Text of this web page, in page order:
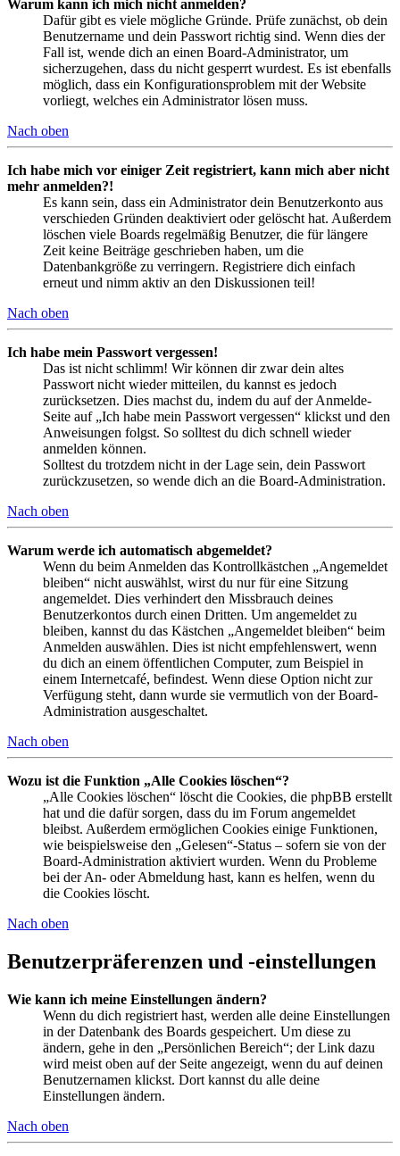
Warum kann ich mich nicht anmelden?
Dafür gibt es viele mögliche Gründe. Prüfe zunächst, ob dein
Benutzername und dein Passwort richtig sind. Wenn dies der
Fall ist, wende dich an einen Board-Administrator, um
sicherzugehen, dass du nicht gesperrt wurdest. Es ist ebenfalls
möglich, dass ein Konfigurationsproblem mit der Website
vorliegt, welches ein Administrator lösen muss.
Nach oben
Ich habe mich vor einiger Zeit registriert, kann mich aber nicht
mehr anmelden?!
Es kann sein, dass ein Administrator dein Benutzerkonto aus
verschieden Gründen deaktiviert oder gelöscht hat. Außerdem
löschen viele Boards regelmäßig Benutzer, die für längere
Zeit keine Beiträge geschrieben haben, um die
Datenbankgröße zu verringern. Registriere dich einfach
erneut und nimm aktiv an den Diskussionen teil!
Nach oben
Ich habe mein Passwort vergessen!
Das ist nicht schlimm! Wir können dir zwar dein altes
Passwort nicht wieder mitteilen, du kannst es jedoch
zurücksetzen. Dies machst du, indem du auf der Anmelde-
Seite auf „Ich habe mein Passwort vergessen“ klickst und den
Anweisungen folgst. So solltest du dich schnell wieder
anmelden können.
Solltest du trotzdem nicht in der Lage sein, dein Passwort
zurückzusetzen, so wende dich an die Board-Administration.
Nach oben
Warum werde ich automatisch abgemeldet?
Wenn du beim Anmelden das Kontrollkästchen „Angemeldet
bleiben“ nicht auswählst, wirst du nur für eine Sitzung
angemeldet. Dies verhindert den Missbrauch deines
Benutzerkontos durch einen Dritten. Um angemeldet zu
bleiben, kannst du das Kästchen „Angemeldet bleiben“ beim
Anmelden auswählen. Dies ist nicht empfehlenswert, wenn
du dich an einem öffentlichen Computer, zum Beispiel in
einem Internetcafé, befindest. Wenn diese Option nicht zur
Verfügung steht, dann wurde sie vermutlich von der Board-
Administration ausgeschaltet.
Nach oben
Wozu ist die Funktion „Alle Cookies löschen“?
„Alle Cookies löschen“ löscht die Cookies, die phpBB erstellt
hat und die dafür sorgen, dass du im Forum angemeldet
bleibst. Außerdem ermöglichen Cookies einige Funktionen,
wie beispielsweise den „Gelesen“-Status – sofern sie von der
Board-Administration aktiviert wurden. Wenn du Probleme
bei der An- oder Abmeldung hast, kann es helfen, wenn du
die Cookies löscht.
Nach oben
Benutzerpräferenzen und -einstellungen
Wie kann ich meine Einstellungen ändern?
Wenn du dich registriert hast, werden alle deine Einstellungen
in der Datenbank des Boards gespeichert. Um diese zu
ändern, gehe in den „Persönlichen Bereich“; der Link dazu
wird meist oben auf der Seite angezeigt, wenn du auf deinen
Benutzernamen klickst. Dort kannst du alle deine
Einstellungen ändern.
Nach oben